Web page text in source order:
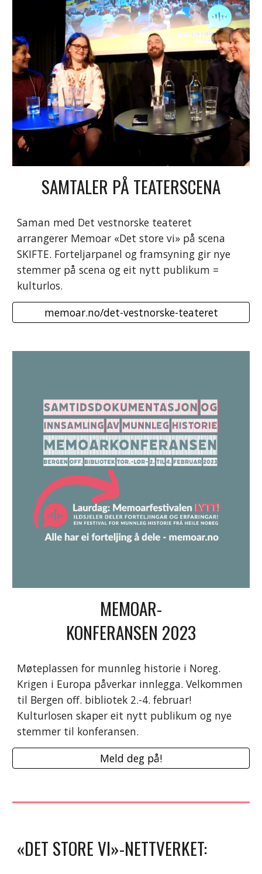
SAMTALER PÅ TEATERSCENA
Saman med Det vestnorske teateret
arrangerer Memoar «Det store vi» på scena
SKIFTE. Forteljarpanel ogframsyning gir nye
stemmer på scena og eit nytt publikum =
kulturlos.
memoar.no/det-vestnorske-teateret
MEMOAR-
KONFERANSEN 2023
Møteplassen for munnleg historie i Noreg.
Krigen i Europa påverkar innlegga.Velkommen
til Bergen off. bibliotek 2.-4. februar!
Kulturlosen skaper eit nytt publikum og nye
stemmer til konferansen.
Meld deg på!
«DET STORE VI»-NETTVERKET: